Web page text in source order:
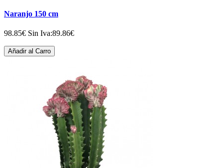
Naranjo 150 cm
98.85€ Sin Iva:89.86€
Añadir al Carro